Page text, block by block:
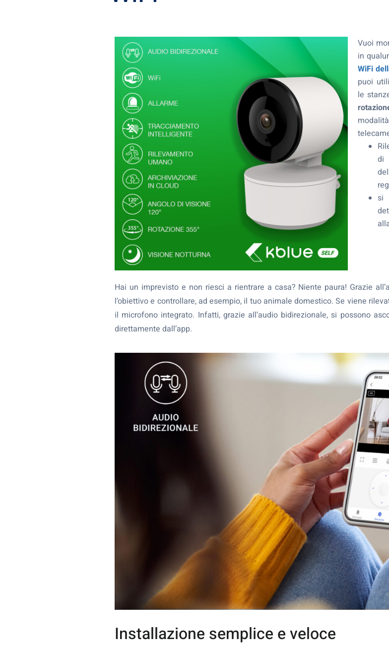
Vuoi
in
WiFi
puoi
le
di
si
Hai un imprevisto e non riesci a rientrare a casa? Niente paura! Grazie
l’obiettivo e controllare, ad esempio, il tuo animale domestico. Se viene
il microfono integrato. Infatti, grazie all’audio bidirezionale, si possono
direttamente dall’app.
Installazione semplice e veloce